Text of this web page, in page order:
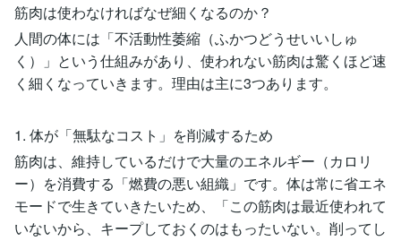
筋肉は使わなければなぜ細くなるのか？
人間の体には「不活動性萎縮（ふかつどうせいいしゅ
く）」という仕組みがあり、使われない筋肉は驚くほど速
く細くなっていきます。理由は主に3つあります。
1. 体が「無駄なコスト」を削減するため
筋肉は、維持しているだけで大量のエネルギー（カロリ
ー）を消費する「燃費の悪い組織」です。体は常に省エネ
モードで生きていきたいため、「この筋肉は最近使われて
いないから、キープしておくのはもったいない。削ってし